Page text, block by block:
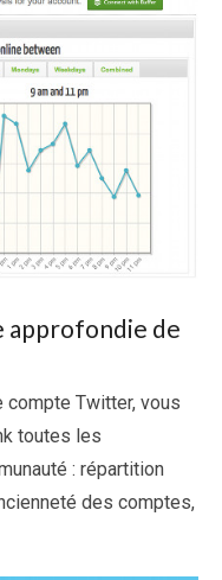
approfondie de
compte Twitter, vous
toutes les
: répartition
des comptes,